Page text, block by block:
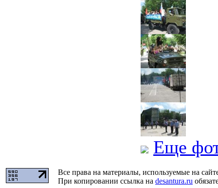
Еще
Все права на материалы, используемые на
При копировании ссылка на desantura.ru